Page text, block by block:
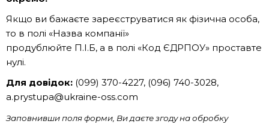
Якщо ви бажаєте зареєструватися як фізична особа,
то в полі «Назва компанії»
продублюйте П.І.Б, а в полі «Код ЄДРПОУ» проставте
нулі.
Для довідок: (099) 370-4227, (096) 740-3028,
a.prystupa@ukraine-oss.com
Заповнивши поля форми, Ви даєте згоду на обробку